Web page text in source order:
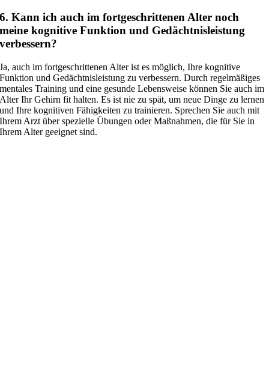
6. Kann ich auch im fortgeschrittenen Alter noch
meine kognitive Funktion und Gedächtnisleistung
verbessern?
Ja, auch im fortgeschrittenen Alter ist es möglich, Ihre kognitive
Funktion und Gedächtnisleistung zu verbessern. Durch regelmäßiges
mentales Training und eine gesunde Lebensweise können Sie auch im
Alter Ihr Gehirn fit halten. Es ist nie zu spät, um neue Dinge zu lernen
und Ihre kognitiven Fähigkeiten zu trainieren. Sprechen Sie auch mit
Ihrem Arzt über spezielle Übungen oder Maßnahmen, die für Sie in
Ihrem Alter geeignet sind.